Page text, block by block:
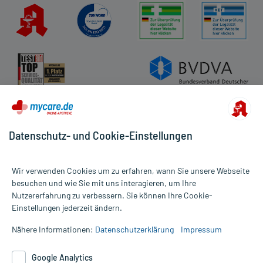
Alle Preise gelten inkl. MwSt., ggf. zzgl. Versandkosten
Informationen auf dieser Website werden ausschließlich für
die Untersuchung und Behandlung durch einen Arzt. Bitte
Therapien eingeleitet werden können. | Diese Webseite benutzt
Datenschutz- und Cookie-Einstellungen
Wir verwenden Cookies um zu erfahren, wann Sie unsere Webseite
besuchen und wie Sie mit uns interagieren, um Ihre
Nutzererfahrung zu verbessern. Sie können Ihre Cookie-
Einstellungen jederzeit ändern.
Nähere Informationen: Datenschutzerklärung Impressum
Google Analytics